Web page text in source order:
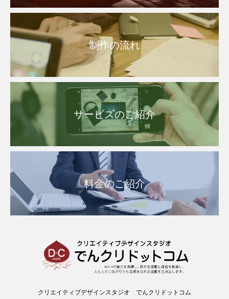
制作の流れ
サービスのご紹介
料金のご紹介
クリエイティブデザインスタジオ でんクリドットコム